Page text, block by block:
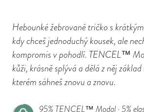
Hebounké žebrované tričko s
kdy chceš jednoduchý kousek, ale
kompromis v pohodlí. TENCEL™
kůži, krásně splývá a dělá z něj
kterém sáhneš znovu a znovu.
95% TENCEL™ Modal · 5%